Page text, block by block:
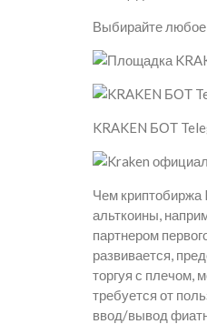
Выбирайте любое
KRAKEN БОТ
Чем криптобиржа
альткоины,
партнером
развивается,
торгуя с плечом,
требуется от
ввод/вывод